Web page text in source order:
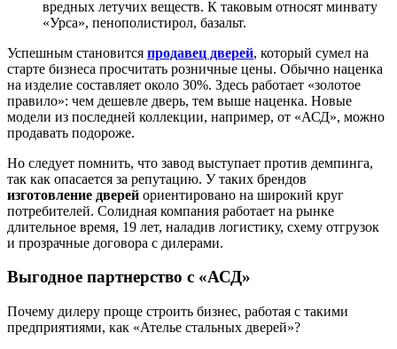
вредных летучих веществ. К таковым относят минвату
«Урса», пенополистирол, базальт.
Успешным становится продавец дверей, который сумел на
старте бизнеса просчитать розничные цены. Обычно наценка
на изделие составляет около 30%. Здесь работает «золотое
правило»: чем дешевле дверь, тем выше наценка. Новые
модели из последней коллекции, например, от «АСД», можно
продавать подороже.
Но следует помнить, что завод выступает против демпинга,
так как опасается за репутацию. У таких брендов
изготовление дверей ориентировано на широкий круг
потребителей. Солидная компания работает на рынке
длительное время, 19 лет, наладив логистику, схему отгрузок
и прозрачные договора с дилерами.
Выгодное партнерство с «АСД»
Почему дилеру проще строить бизнес, работая с такими
предприятиями, как «Ателье стальных дверей»?